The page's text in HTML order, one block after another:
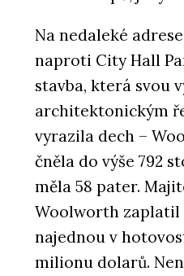
Na nedaleké
naproti City Hall
stavba, která svou
architektonickým
vyrazila dech –
čněla do výše 792
měla 58 pater.
Woolworth zaplatil
najednou v
milionu dolarů.